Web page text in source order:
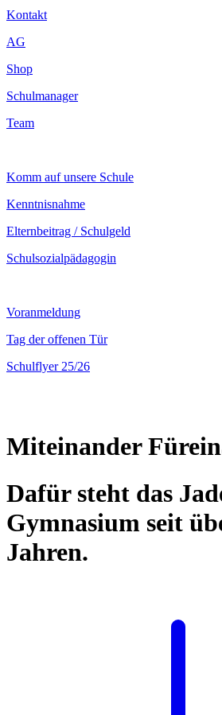
Kontakt
AG
Shop
Schulmanager
Team
Komm auf unsere Schule
Kenntnisnahme
Elternbeitrag / Schulgeld
Schulsozialpädagogin
Voranmeldung
Tag der offenen Tür
Schulflyer 25/26
Miteinander
Dafür steht das
Gymnasium seit
Jahren.